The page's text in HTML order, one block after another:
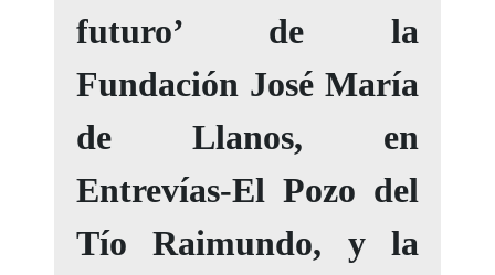
futuro’ de la
Fundación José María
de Llanos, en
Entrevías-El Pozo del
Tío Raimundo, y la